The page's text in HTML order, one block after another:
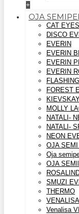
+
OJA
CAT
DISCO
EVERIN
EVERIN
EVERIN
EVERIN
FOREST
MOLLY
NATALI-
NATALI-
NEON
OJA
Oja
OJA
SMUZI
THERMO
Venalisa